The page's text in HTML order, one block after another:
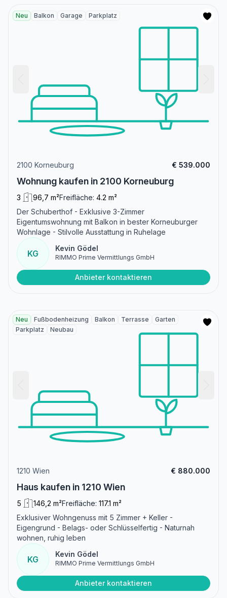
Neu Balkon Garage Parkplatz
2100 Korneuburg € 539.000
Wohnung kaufen in 2100 Korneuburg
3 96,7 m²Freifläche: 4.2 m²
Der Schuberthof - Exklusive 3-Zimmer
Eigentumswohnung mit Balkon in bester Korneuburger
Wohnlage - Stilvolle Ausstattung in Ruhelage
KG
Kevin Gödel
RIMMO Prime Vermittlungs GmbH
Anbieter kontaktieren
Neu Fußbodenheizung Balkon Terrasse
Garten
Parkplatz
Neubau
1210 Wien € 880.000
Haus kaufen in 1210 Wien
5 146,2 m²Freifläche: 117.1 m²
Exklusiver Wohngenuss mit 5 Zimmer + Keller -
Eigengrund - Belags- oder Schlüsselfertig - Naturnah
wohnen, ruhig leben
KG
Kevin Gödel
RIMMO Prime Vermittlungs GmbH
Anbieter kontaktieren